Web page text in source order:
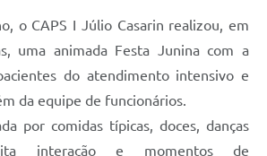
o CAPS I Júlio Casarin realizou, em
uma animada Festa Junina com a
do atendimento intensivo e
da equipe de funcionários.
por comidas típicas, doces, danças
interação e momentos de